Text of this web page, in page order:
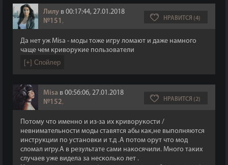
Лилу в 00:17:44, 27.01.2018
№151 , НРАВИТСЯ (4)
Да нет уж Misa - моды тоже игру ломают и даже намного
чаще чем криворукие пользователи
Misa в 00:56:06, 27.01.2018
№152, НРАВИТСЯ (2)
Потому что именно и из-за их криворукости /
невнимательности моды ставятся абы как,не выполняются
инструкции по установки и т.д .А потом орут что мод
сломал игру.А в результате сами накосячили. Много таких
случаев уже видела за несколько лет .